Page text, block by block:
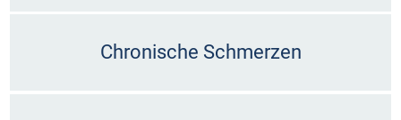
Chronische Schmerzen